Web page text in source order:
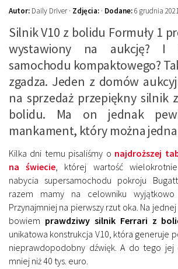
Autor: Daily Driver · Zdjęcia: · Dodane:6 grudnia
Silnik V10 z bolidu Formuły 1
wystawiony na aukcję?
samochodu kompaktowego?
zgadza. Jeden z domów
na sprzedaż przepiękny silnik
bolidu. Ma on jednak
mankament, który można
Kilka dni temu pisaliśmy o najdroższej
na świecie , której wartość
nabycia supersamochodu pokroju
razem mamy na celowniku wyjątkowo
Przynajmniej na pierwszy rzut oka. Na
bowiem prawdziwy silnik Ferrari z
unikatowa konstrukcja V10, która generuje
nieprawdopodobny dźwięk. A do tego
mniej niż 40 tys. euro.